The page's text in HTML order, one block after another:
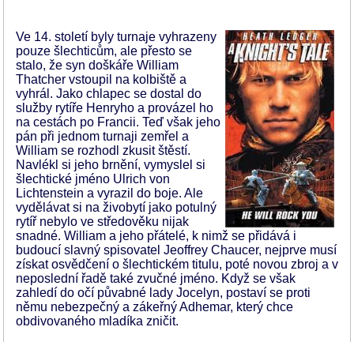
Ve 14. století byly turnaje vyhrazeny
pouze šlechticům, ale přesto se
stalo, že syn doškáře William
Thatcher vstoupil na kolbiště a
vyhrál. Jako chlapec se dostal do
služby rytíře Henryho a provázel ho
na cestách po Francii. Teď však jeho
pán při jednom turnaji zemřel a
William se rozhodl zkusit štěstí.
Navlékl si jeho brnění, vymyslel si
šlechtické jméno Ulrich von
Lichtenstein a vyrazil do boje. Ale
vydělávat si na živobytí jako potulný
rytíř nebylo ve středověku nijak
snadné. William a jeho přátelé, k nimž se přidává i
budoucí slavný spisovatel Jeoffrey Chaucer, nejprve musí
získat osvědčení o šlechtickém titulu, poté novou zbroj a v
neposlední řadě také zvučné jméno. Když se však
zahledí do očí půvabné lady Jocelyn, postaví se proti
němu nebezpečný a zákeřný Adhemar, který chce
obdivovaného mladíka zničit.